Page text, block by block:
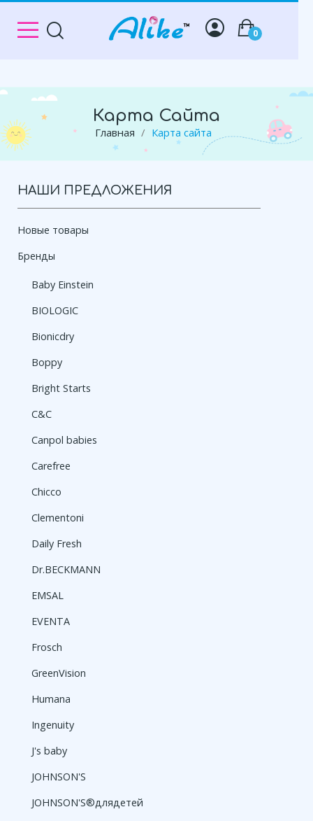
0
Карта Сайта
Главная Карта сайта
НАШИ ПРЕДЛОЖЕНИЯ
Новые товары
Бренды
Baby Einstein
BIOLOGIC
Bionicdry
Boppy
Bright Starts
C&C
Canpol babies
Carefree
Chicco
Clementoni
Daily Fresh
Dr.BECKMANN
EMSAL
EVENTA
Frosch
GreenVision
Humana
Ingenuity
J's baby
JOHNSON'S
JOHNSON'S®длядетей